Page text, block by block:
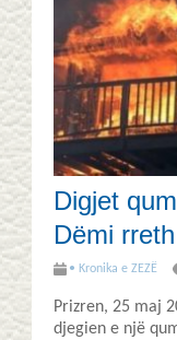
Digjet
Dëmi
• Kronika e ZEZË
Prizren, 25 maj
djegien e një